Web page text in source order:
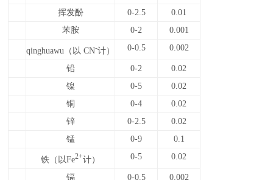
挥发酚
0-2.5
0.01
苯胺
0-2 0.001
qinghuawu（以 CN-计） 0-0.5 0.002
铅 0-2
0.02
镍
0-5
0.02
铜
0-4
0.02
锌
0-2.5
0.02
锰
0-9 0.1
铁（以Fe2+计） 0-5 0.02
镉 0-0.5
0.002